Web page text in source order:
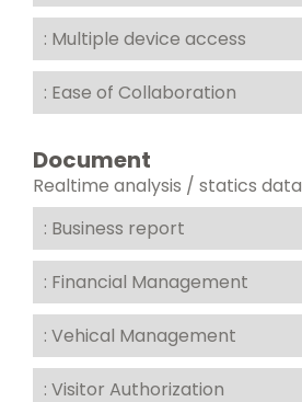
: Multiple device access
: Ease of Collaboration
Document
Realtime analysis / statics data
: Business report
: Financial Management
: Vehical Management
: Visitor Authorization